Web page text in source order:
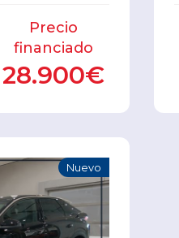
Precio
financiado
28.900€
Nuevo